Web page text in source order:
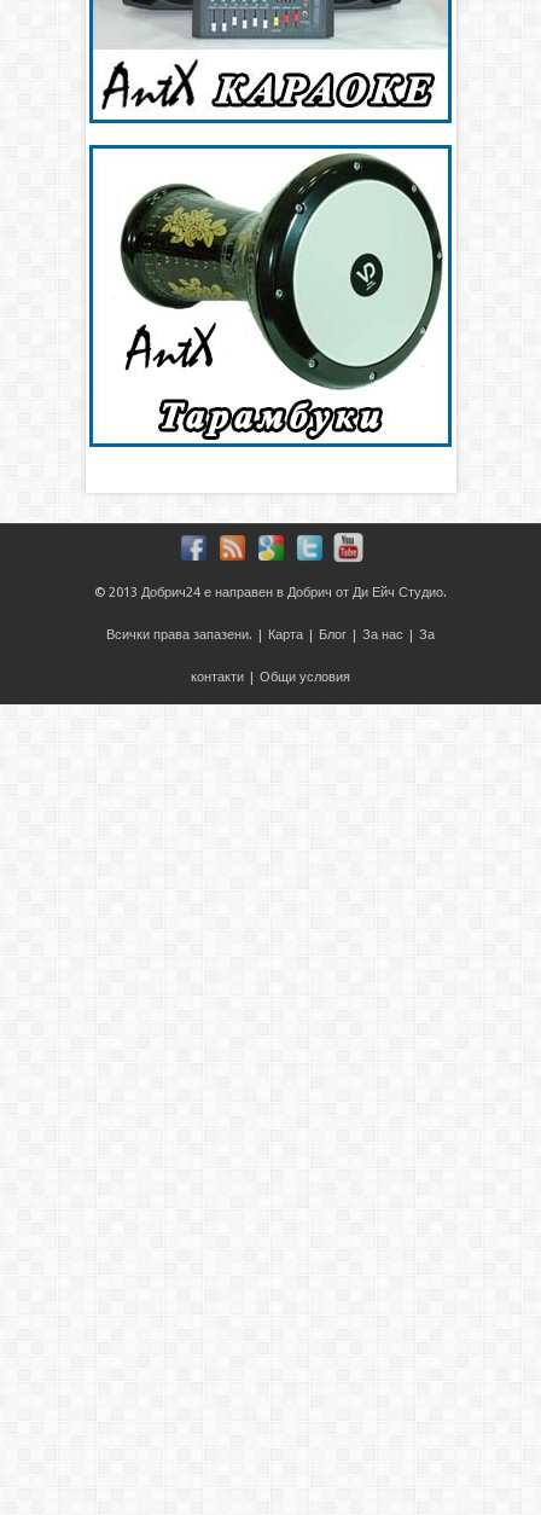
© 2013 Добрич24 е направен в Добрич от Ди Ейч Студио.
Всички права запазени. | Карта Блог За нас За
контакти Общи условия